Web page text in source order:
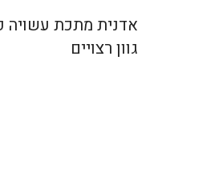
גוון רצויים